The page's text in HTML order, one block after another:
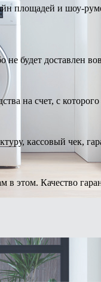
площадей и шоу-
не будет доставлен
на счет, с
кассовый чек,
этом. Качество